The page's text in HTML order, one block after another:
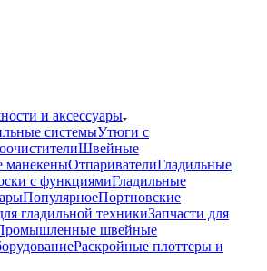
и аксессуары
системыУтюги с
Швейные
манекеныОтпаривателиГладильные
с функциямиГладильные
ПопулярноеПортновские
гладильной техникиЗапчасти для
швейные
Раскройные плоттеры и